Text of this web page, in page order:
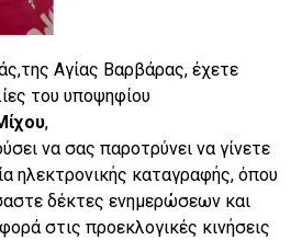
Αγίας Βαρβάρας, έχετε
του υποψηφίου
,
να σας παροτρύνει να γίνετε
ηλεκτρονικής καταγραφής, όπου
δέκτες ενημερώσεων και
στις προεκλογικές κινήσεις